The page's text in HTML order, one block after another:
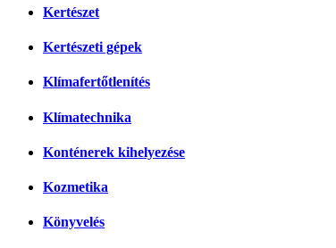
Kertészet
Kertészeti gépek
Klímafertőtlenítés
Klímatechnika
Konténerek kihelyezése
Kozmetika
Könyvelés